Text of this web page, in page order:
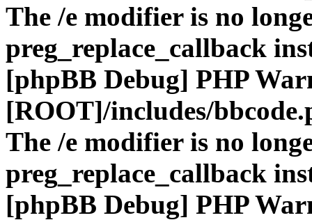
The /e modifier is no
preg_replace_callback
[phpBB Debug] PHP
[ROOT]/includes/
The /e modifier is no
preg_replace_callback
[phpBB Debug] PHP